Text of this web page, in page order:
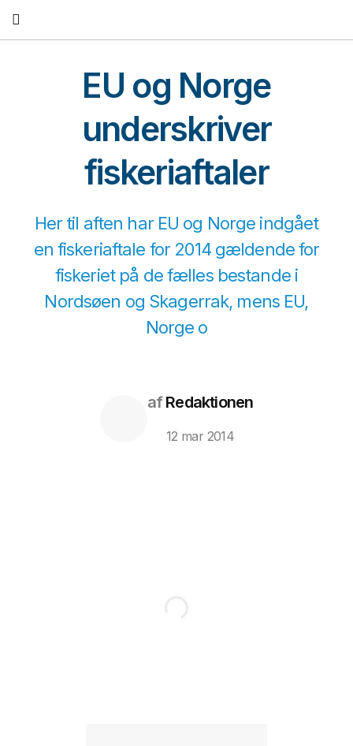
EU og Norge
underskriver
fiskeriaftaler
Her til aften har EU og Norge indgået
en fiskeriaftale for 2014 gældende for
fiskeriet på de fælles bestande i
Nordsøen og Skagerrak, mens EU,
Norge o
afRedaktionen
12 mar 2014